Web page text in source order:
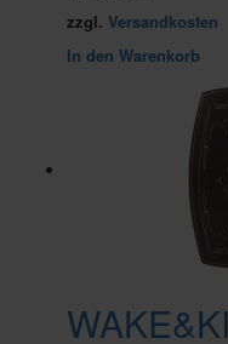
zzgl. Versandkosten
In den Warenkorb